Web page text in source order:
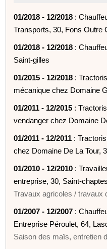
01/2018 - 12/2018 :
Transports, 30, Fons Outre
01/2018 - 12/2018 :
Saint-gilles
01/2015 - 12/2018 :
mécanique chez Domaine
01/2011 - 12/2015 :
vendanger chez Domaine
01/2011 - 12/2011 :
chez Domaine De La Tour,
01/2010 - 12/2010 :
entreprise, 30, Saint-chaptes
Travaux agricoles / travaux
01/2007 - 12/2007 :
Entreprise Péroulet, 64,
Saison des maïs, entretien